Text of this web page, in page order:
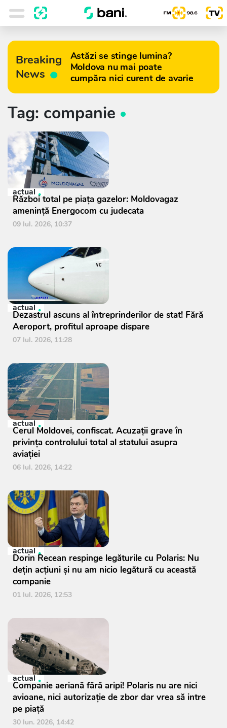
Breaking
News
Astăzi se stinge lumina?
Moldova nu mai poate
cumpăra nici curent de avarie
Tag: companie
actual
Război total pe piața gazelor: Moldovagaz
amenință Energocom cu judecata
09 Iul. 2026, 10:37
actual
Dezastrul ascuns al întreprinderilor de stat! Fără
Aeroport, profitul aproape dispare
07 Iul. 2026, 11:28
actual
Cerul Moldovei, confiscat. Acuzații grave în
privința controlului total al statului asupra
aviației
06 Iul. 2026, 14:22
actual
Dorin Recean respinge legăturile cu Polaris: Nu
dețin acțiuni și nu am nicio legătură cu această
companie
01 Iul. 2026, 12:53
actual
Companie aeriană fără aripi! Polaris nu are nici
avioane, nici autorizație de zbor dar vrea să intre
pe piață
30 Iun. 2026, 14:42